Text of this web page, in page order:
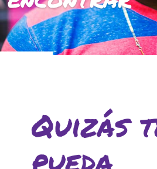
Quizás
pueda
ACCIÓ
ESPLAIS